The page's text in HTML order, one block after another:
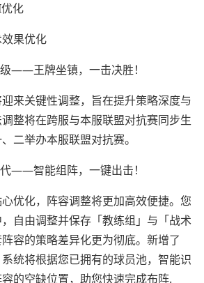
化
果优化
——王牌坐镇，一击决胜！
来关键性调整，旨在提升策略深度与
整将在跨服与本服联盟对抗赛同步生
二举办本服联盟对抗赛。
——智能组阵，一键出击！
优化，阵容调整将更加高效便捷。您
自由调整并保存「教练组」与「战术
容的策略差异化更为彻底。新增了
系统将根据您已拥有的球员池，智能识
的空缺位置，助您快速完成布阵.